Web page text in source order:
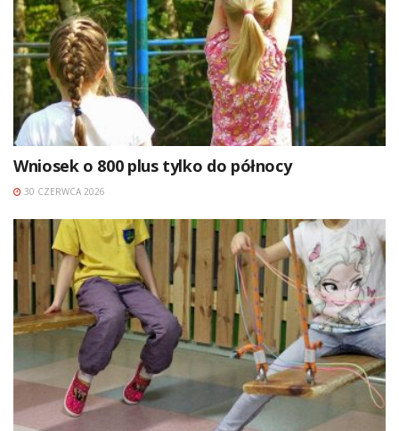
Wniosek o 800 plus tylko do północy
30 CZERWCA 2026